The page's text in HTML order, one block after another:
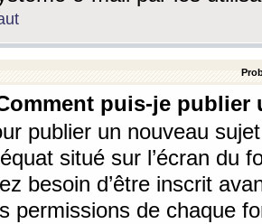
puis-je
publier un nouveau
situé sur l’écran du
besoin d’être inscrit
permissions de chaque